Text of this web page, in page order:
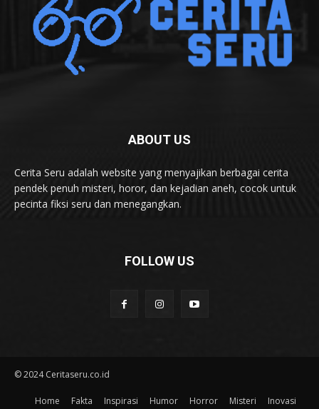
ABOUT US
Cerita Seru adalah website yang menyajikan berbagai cerita
pendek penuh misteri, horor, dan kejadian aneh, cocok untuk
pecinta fiksi seru dan menegangkan.
FOLLOW US
© 2024 Ceritaseru.co.id
Home Fakta Inspirasi Humor Horror Misteri Inovasi